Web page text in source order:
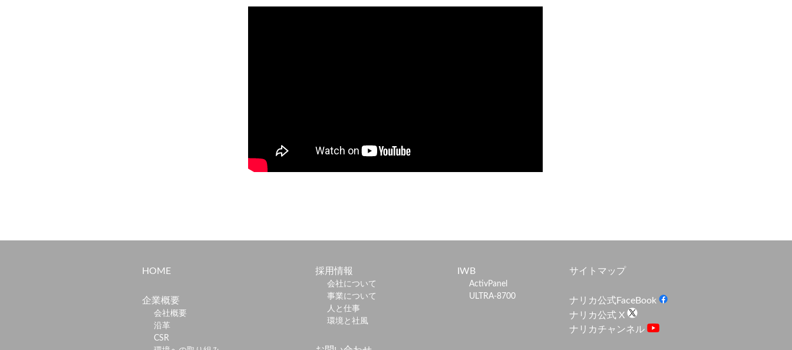
HOME
企業概要
会社概要
沿革
CSR
採用情報
会社について
事業について
人と仕事
環境と社風
IWB
ActivPanel
ULTRA-8700
サイトマップ
ナリカ公式FaceBook
ナリカ公式 X
ナリカチャンネル